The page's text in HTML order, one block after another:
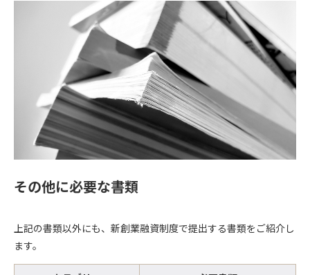
その他に必要な書類
上記の書類以外にも、新創業融資制度で提出する書類をご紹介し
ます。